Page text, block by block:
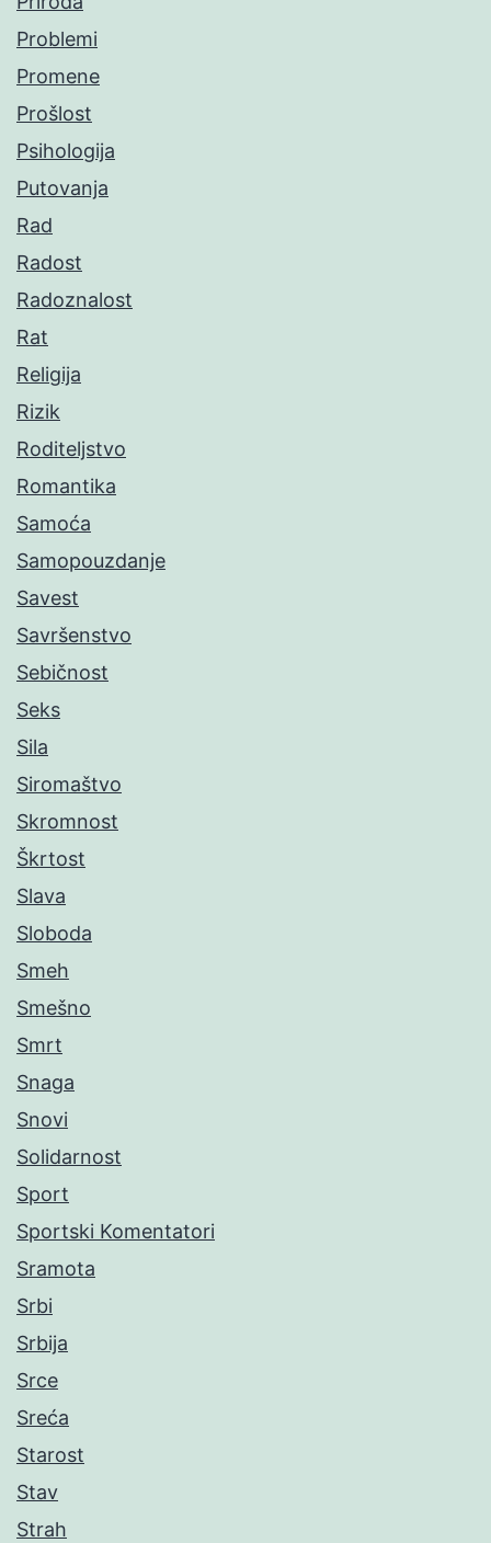
Problemi
Promene
Prošlost
Psihologija
Putovanja
Rad
Radost
Radoznalost
Rat
Religija
Rizik
Roditeljstvo
Romantika
Samoća
Samopouzdanje
Savest
Savršenstvo
Sebičnost
Seks
Sila
Siromaštvo
Skromnost
Škrtost
Slava
Sloboda
Smeh
Smešno
Smrt
Snaga
Snovi
Solidarnost
Sport
Sportski Komentatori
Sramota
Srbi
Srbija
Srce
Sreća
Starost
Stav
Strah